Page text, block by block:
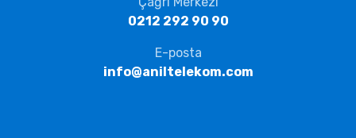
0212 292 90 90
E-posta
info@aniltelekom.com